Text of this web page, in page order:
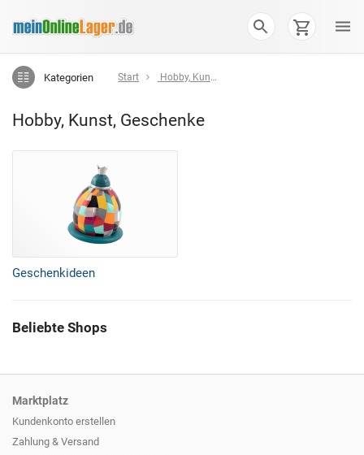
Kategorien Start Hobby, Kunst, Geschenke
Hobby, Kunst, Geschenke
Geschenkideen
Beliebte Shops
Marktplatz
Kundenkonto erstellen
Zahlung & Versand